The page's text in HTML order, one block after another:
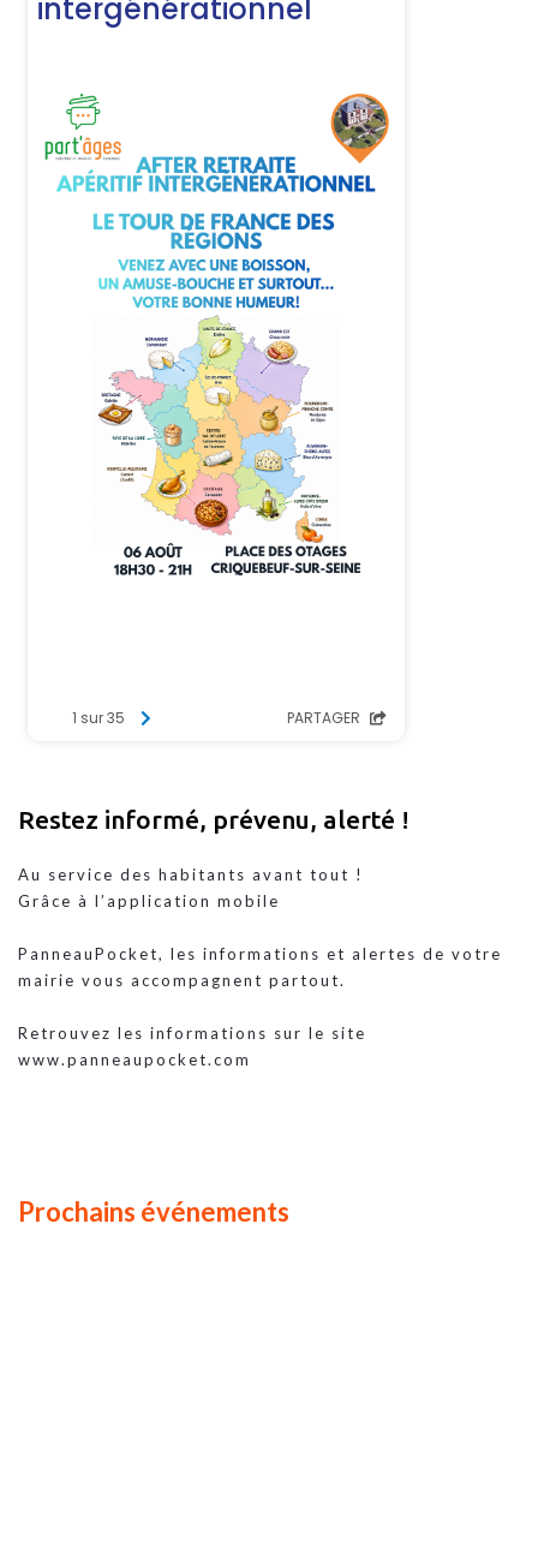
Restez informé, prévenu, alerté !
Au service des habitants avant tout !
Grâce à l’application mobile
PanneauPocket, les informations et alertes de votre
mairie vous accompagnent partout.
www.panneaupocket.com
Prochains événements